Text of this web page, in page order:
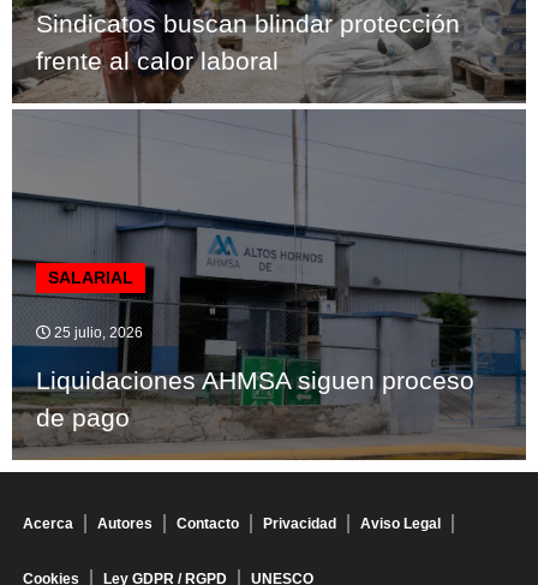
Sindicatos buscan blindar protección
frente al calor laboral
SALARIAL
25 julio, 2026
Liquidaciones AHMSA siguen proceso
de pago
Acerca Autores Contacto Privacidad Aviso Legal
Cookies Ley GDPR / RGPD UNESCO